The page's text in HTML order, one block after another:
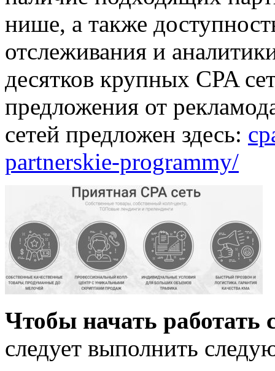
нише, а также
отслеживания и
десятков крупных CPA
предложения от
сетей предложен здесь:
partnerskie-programmy/
Чтобы начать работать
следует выполнить